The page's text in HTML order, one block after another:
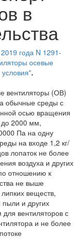
в
года N 1291-
осевые
.
вентиляторы (ОВ)
обычные среды с
осью вращения
2000 мм,
Па на одну
на входе 1,2 кг/
лопаток не более
воздуха и других
отношению к
не выше
веществ,
и других
вентиляторов с
и не более